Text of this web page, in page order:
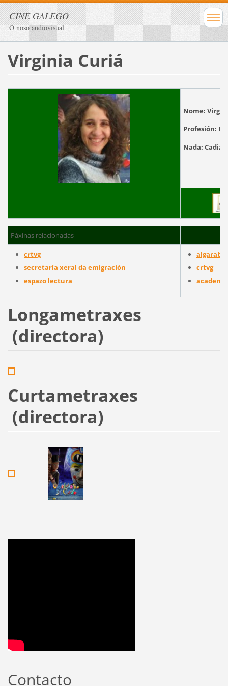
CINE GALEGO
O noso audiovisual
Virginia Curiá
Nome:
Profesión:
Nada:
Páxinas relacionadas
crtvg
secretaría xeral da emigración
espazo lectura
algarabía
crtvg
Longametraxes
(directora)
Curtametraxes
(directora)
Contacto